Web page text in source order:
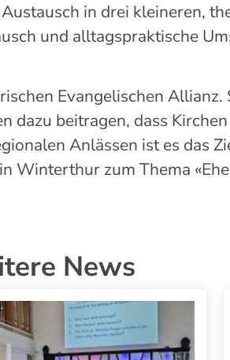
in drei kleineren,
und alltagspraktische
Evangelischen
dazu beitragen, dass
Anlässen ist es das
Winterthur zum Thema «
News